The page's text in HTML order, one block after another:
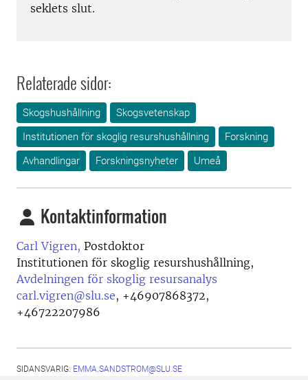
seklets slut.
Relaterade sidor:
Skogshushållning
Skogsvetenskap
Institutionen för skoglig resurshushållning
Forskning
Avhandlingar
Forskningsnyheter Umeå
Kontaktinformation
Carl Vigren, Postdoktor
Institutionen för skoglig resurshushållning,
Avdelningen för skoglig resursanalys
carl.vigren@slu.se, +46907868372,
+46722207986
SIDANSVARIG: EMMA.SANDSTROM@SLU.SE